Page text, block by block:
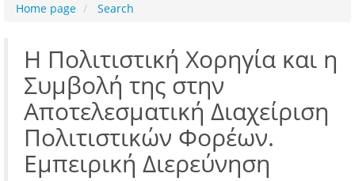
Home page Search
Η Πολιτιστική Χορηγία και η
Συμβολή της στην
Αποτελεσματική Διαχείριση
Πολιτιστικών Φορέων.
Εμπειρική Διερεύνηση